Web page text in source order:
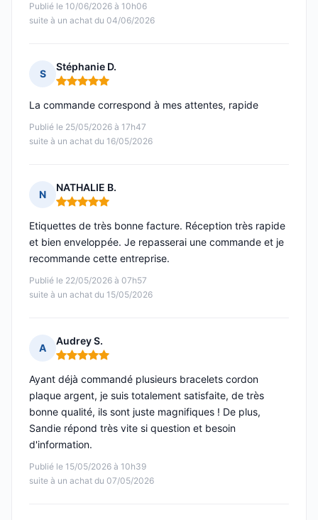
Publié le 10/06/2026 à 10h06
suite à un achat du 04/06/2026
S
Stéphanie D.
Note : 5 sur 5
Publié le 25/05/2026 à 17h47
suite à un achat du 16/05/2026
La commande correspond à mes attentes, rapide
N
NATHALIE B.
Note : 5 sur 5
Publié le 22/05/2026 à 07h57
suite à un achat du 15/05/2026
Etiquettes de très bonne facture. Réception très rapide
et bien enveloppée. Je repasserai une commande et je
recommande cette entreprise.
A
Audrey S.
Note : 5 sur 5
Publié le 15/05/2026 à 10h39
suite à un achat du 07/05/2026
Ayant déjà commandé plusieurs bracelets cordon
plaque argent, je suis totalement satisfaite, de très
bonne qualité, ils sont juste magnifiques ! De plus,
Sandie répond très vite si question et besoin
d'information.